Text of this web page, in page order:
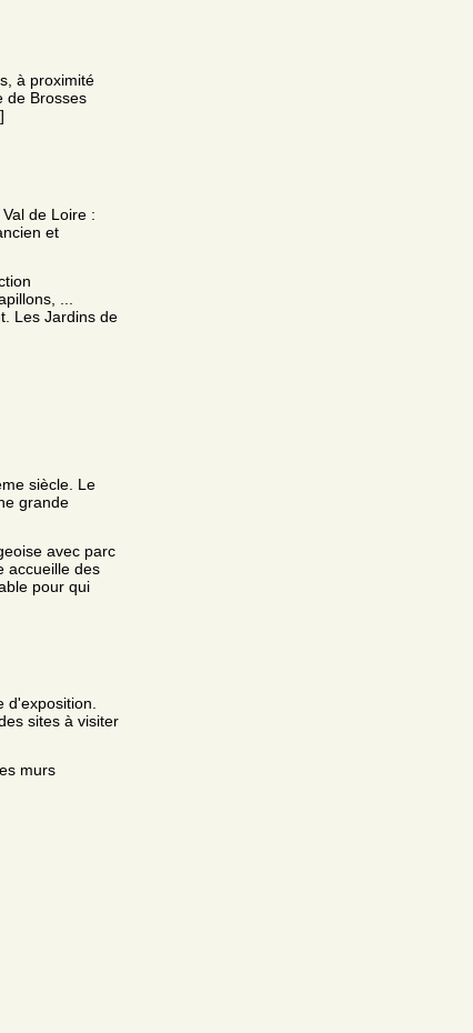
à proximité
de Brosses
de Loire :
et
...
Les Jardins de
siècle. Le
grande
avec parc
accueille des
pour qui
d'exposition.
sites à visiter
murs